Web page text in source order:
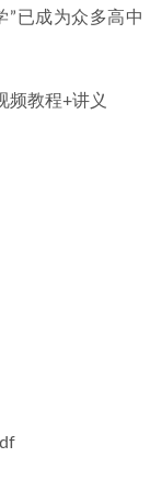
”已成为众多高中
频教程+讲义